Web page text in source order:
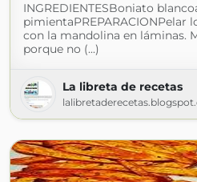
INGREDIENTESBoniato
pimientaPREPARACIONPelar
con la mandolina en láminas.
porque no (...)
La libreta de recetas